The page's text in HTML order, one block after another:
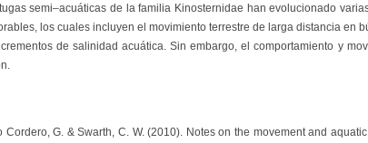
semi–acuáticas de la familia Kinosternidae han evolucionado
los cuales incluyen el movimiento terrestre de larga distancia en
de salinidad acuática. Sin embargo, el comportamiento y
Cordero, G. & Swarth, C. W. (2010). Notes on the movement and